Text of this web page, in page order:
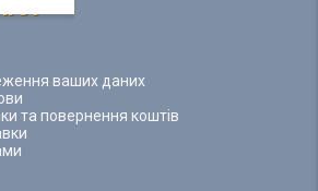
ваших даних
та повернення коштів